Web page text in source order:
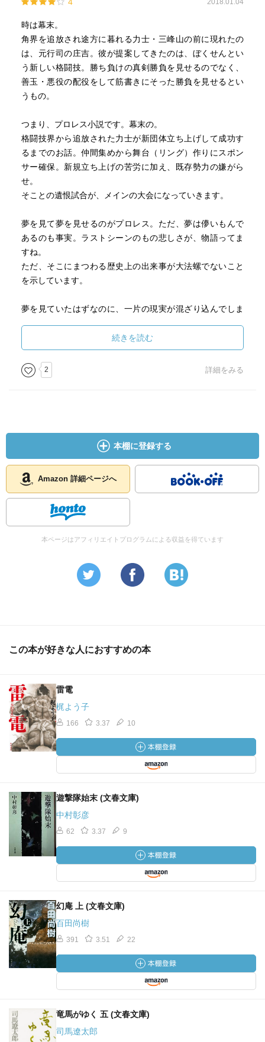
2018.01.04
時は幕末。
角界を追放され途方に暮れる力士・三峰山の前に現れたの
は、元行司の庄吉。彼が提案してきたのは、ぼくせんとい
う新しい格闘技。勝ち負けの真剣勝負を見せるのでなく、
善玉・悪役の配役をして筋書きにそった勝負を見せるとい
うもの。
つまり、プロレス小説です。幕末の。
格闘技界から追放された力士が新団体立ち上げして成功す
るまでのお話。仲間集めから舞台（リング）作りにスポン
サー確保。新規立ち上げの苦労に加え、既存勢力の嫌がら
せ。
そことの遺恨試合が、メインの大会になっていきます。
夢を見て夢を見せるのがプロレス。ただ、夢は儚いもんで
あるのも事実。ラストシーンのもの悲しさが、物語ってま
すね。
ただ、そこにまつわる歴史上の出来事が大法螺でないこと
を示しています。
夢を見ていたはずなのに、一片の現実が混ざり込んでしま
「ぼくせん」でいえば、その一片は最後の一文。
上手くできてやがります。
続きを読む
2 詳細をみる
本棚に登録する
Amazon 詳細ページへ
本ページはアフィリエイトプログラムによる収益を得ています
この本が好きな人におすすめの本
雷電
梶よう子
166 3.37 10
遊撃隊始末 (文春文庫)
中村彰彦
62 3.37 9
幻庵 上 (文春文庫)
百田尚樹
391 3.51 22
竜馬がゆく 五 (文春文庫)
司馬遼太郎